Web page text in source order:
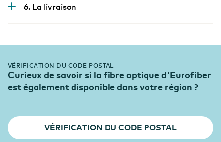
6. La livraison
VÉRIFICATION DU CODE POSTAL
Curieux de savoir si la fibre optique d'Eurofiber
est également disponible dans votre région ?
VÉRIFICATION DU CODE POSTAL